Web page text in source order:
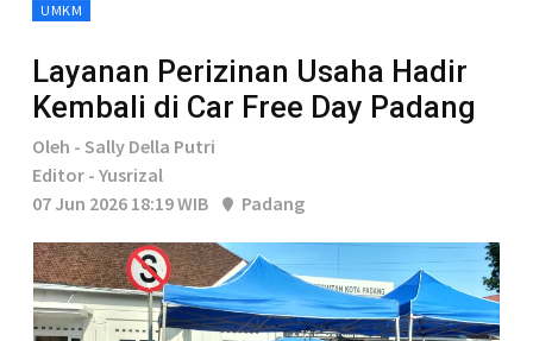
UMKM
Layanan Perizinan Usaha Hadir
Kembali di Car Free Day Padang
Oleh - Sally Della Putri
Editor - Yusrizal
07 Jun 2026 18:19 WIB
Padang